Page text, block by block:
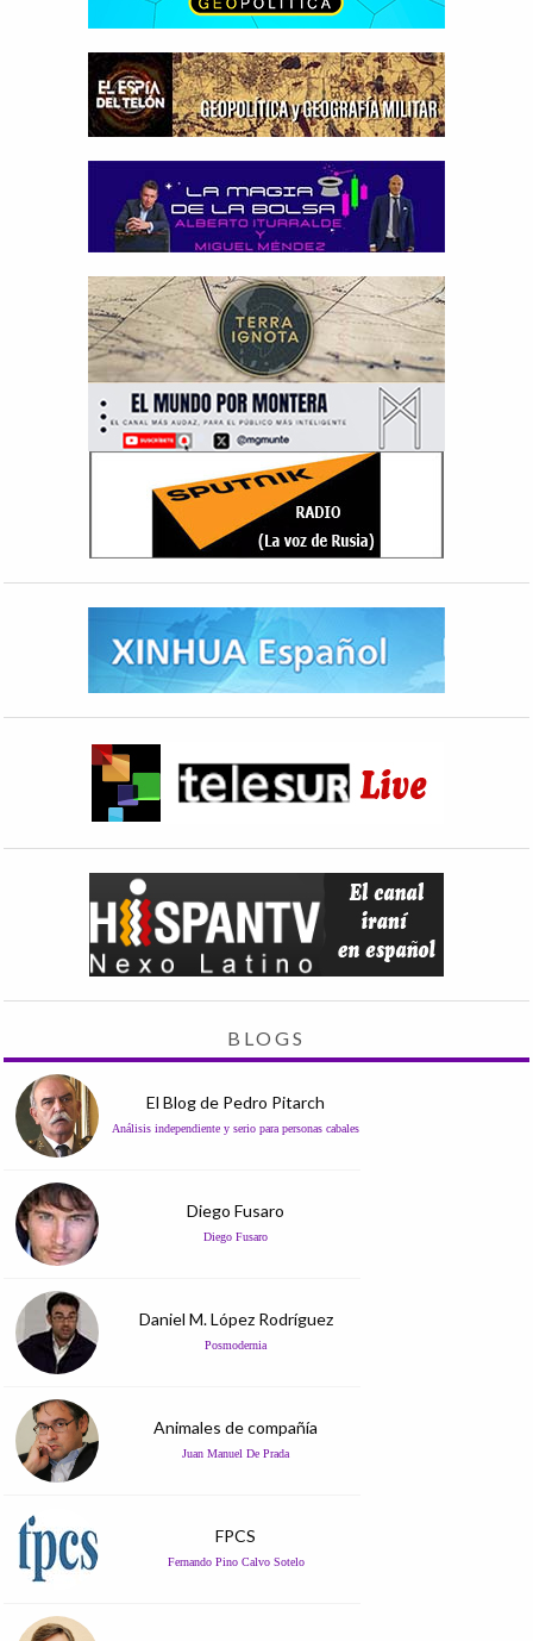
BLOGS
El Blog de Pedro Pitarch
Análisis independiente y serio para personas cabales
Diego Fusaro
Diego Fusaro
Daniel M. López Rodríguez
Posmodernia
Animales de compañía
Juan Manuel De Prada
FPCS
Fernando Pino Calvo Sotelo